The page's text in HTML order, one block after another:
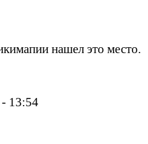
нашел это место.
13:54